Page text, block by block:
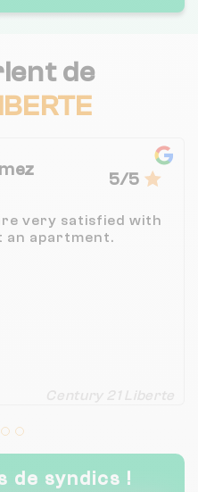
de
5/5
very satisfied with
an apartment.
Century 21 Liberte
de syndics !